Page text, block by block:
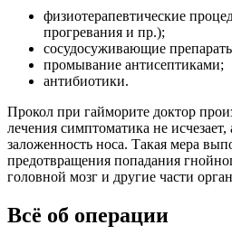
физиотерапевтические
прогревания и пр.);
сосудосуживающие
промывание антисептиками;
антибиотики.
Прокол при гайморите доктор
лечения симптоматика не
заложенность носа. Такая мера
предотвращения попадания
головной мозг и другие части
Всё об операции